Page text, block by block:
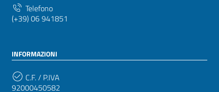
Telefono
(+39) 06 941851
INFORMAZIONI
C.F. / P.IVA
92000450582